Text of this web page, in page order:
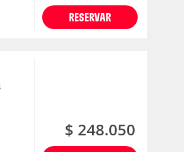
RESERVAR
$ 248.050